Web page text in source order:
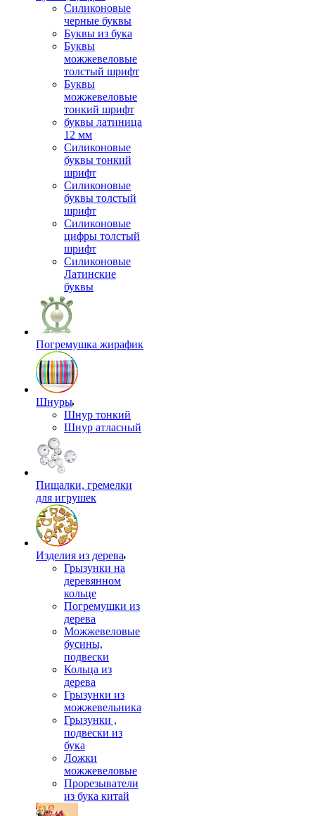
Силиконовые
черные буквы
Буквы из бука
Буквы
можжевеловые
толстый шрифт
Буквы
можжевеловые
тонкий шрифт
буквы латиница
12 мм
Силиконовые
буквы тонкий
шрифт
Силиконовые
буквы толстый
шрифт
Силиконовые
цифры толстый
шрифт
Силиконовые
Латинские
буквы
Погремушка жирафик
Шнуры
Шнур тонкий
Шнур атласный
Пищалки, гремелки
для игрушек
Изделия из дерева
Грызунки на
деревянном
кольце
Погремушки из
дерева
Можжевеловые
бусины,
подвески
Кольца из
дерева
Грызунки из
можжевельника
Грызунки ,
подвески из
бука
Ложки
можжевеловые
Прорезыватели
из бука китай